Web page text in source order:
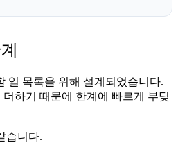
일 목록을 위해 설계되었습니다.
하기 때문에 한계에 빠르게 부딪
습니다.